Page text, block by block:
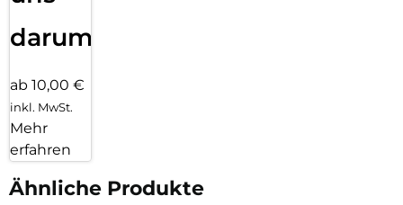
darum!
ab 10,00 €
inkl. MwSt.
Mehr
erfahren
Ähnliche Produkte